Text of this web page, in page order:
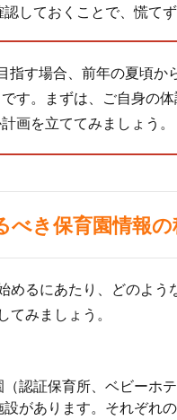
しておくことで、慌て
指す場合、前年の夏頃
す。まずは、ご自身の
画を立ててみましょう。
べき保育園情報
めるにあたり、どのよ
てみましょう。
認証保育所、ベビーホ
があります。それぞれ